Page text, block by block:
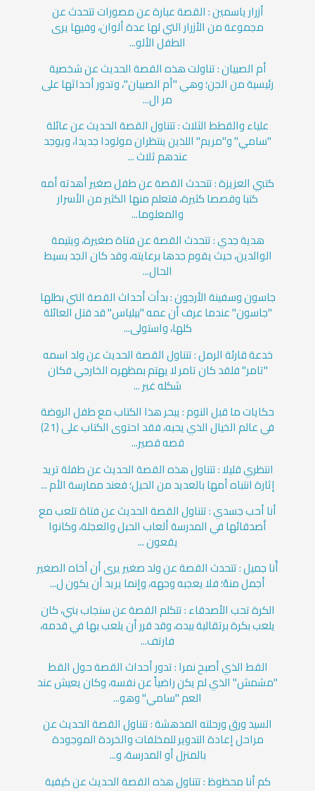
أزرار ياسمين : القصة عبارة عن مصورات تتحدث عن
مجموعة من الأزرار التي لها عدة ألوان، وفيها يرى
الطفل الألو...
أم الصبيان : تناولت هذه القصة الحديث عن شخصية
رئيسية من الجن؛ وهي "أم الصبيان"، وتدور أحداثها على
مر ال...
علياء والقطط الثلاث : تتناول القصة الحديث عن عائلة
"سامي" و"مريم" اللذين ينتظران مولودا جديدا، ويوجد
عندهم ثلاث ...
كتبي العزيزة : تتحدث القصة عن طفل صغير أهدته أمه
كتبا وقصصا كثيرة، فتعلم منها الكثير من الأسرار
والمعلوما...
هدية جدي : تتحدث القصة عن فتاة صغيرة، ويتيمة
الوالدين، حيث يقوم جدها برعايته، وقد كان الجد بسيط
الحال...
جاسون وسفينة الأرجون : بدأت أحداث القصة التي بطلها
"جاسون" عندما عرف أن عمه "بيلياس" قد قتل العائلة
كلها، واستولى...
خدعة قارئة الرمل : تتناول القصة الحديث عن ولد اسمه
"تامر" فلقد كان تامر لا يهتم بمظهره الخارجي فكان
شكله غير ...
حكايات ما قبل النوم : يبحر هذا الكتاب مع طفل الروضة
في عالم الخيال الذي يحبه، فقد احتوى الكتاب على (21)
قصه قصير...
انتظري قليلا : تتناول هذه القصة الحديث عن طفلة تريد
إثارة انتباه أمها بالعديد من الحيل؛ فعند ممارسة الأم ...
أنا أحب جسدي : تتناول القصة الحديث عن فتاة تلعب مع
أصدقائها في المدرسة ألعاب الحبل والعجلة، وكانوا
يقعون ...
أَنا جميل : تتحدث القصة عن ولد صغير يرى أن أخاه الصغير
أجمل منهُ؛ فلا يعجبه وجهه، وإنما يريد أن يكون ل...
الكرة تحب الأصدقاء : تتكلم القصة عن سنجاب بني، كان
يلعب بكرة برتقالية بيده، وقد قرر أن يلعب بها في قدمه،
فارتف...
القط الذي أصبح نمرا : تدور أحداث القصة حول القط
"مشمش" الذي لم يكن راضياً عن نفسه، وكان يعيش عند
العم "سامي" وهو...
السيد ورق ورحلته المدهشة : تتناول القصة الحديث عن
مراحل إعادة التدوير للمخلفات والخردة الموجودة
بالمنزل أو المدرسة، و...
كم أنا محظوظ : تتناول هذه القصة الحديث عن كيفية